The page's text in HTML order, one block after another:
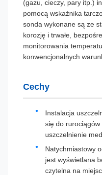
(gazu, cieczy, pary itp.)
pomocą wskaźnika
sonda wykonane są ze
korozję i trwałe,
monitorowania
konwencjonalnych
Cechy
Instalacja
się do rurociągów
uszczelnienie
Natychmiastowy
jest wyświetlana
czytelna na